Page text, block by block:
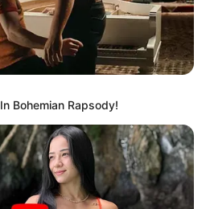
Bohemian Rapsody!